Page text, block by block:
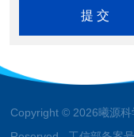
Copyright © 2026曦源